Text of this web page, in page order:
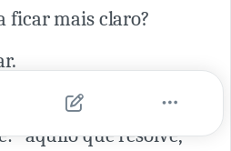
ficar mais claro?
dicionário
"aquilo que resolve,